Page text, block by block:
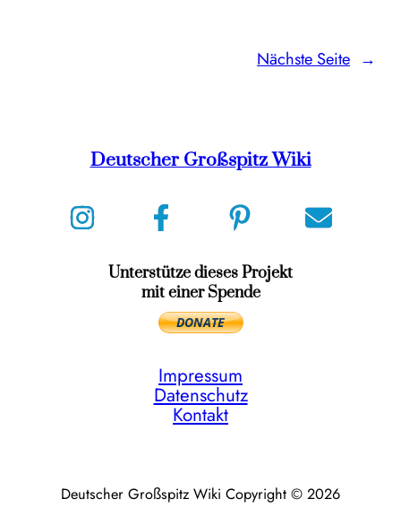
Nächste Seite →
Deutscher Großspitz Wiki
Unterstütze dieses Projekt
mit einer Spende
Impressum
Datenschutz
Kontakt
Deutscher Großspitz Wiki Copyright © 2026